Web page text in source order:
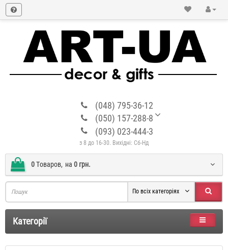
(048) 795-36-12
(050) 157-288-8
(093) 023-444-3
з 8 до 16-30. Вихідні: Сб-Нд
0Tоваров, на 0 грн.
По всіх категоріях
Категорії